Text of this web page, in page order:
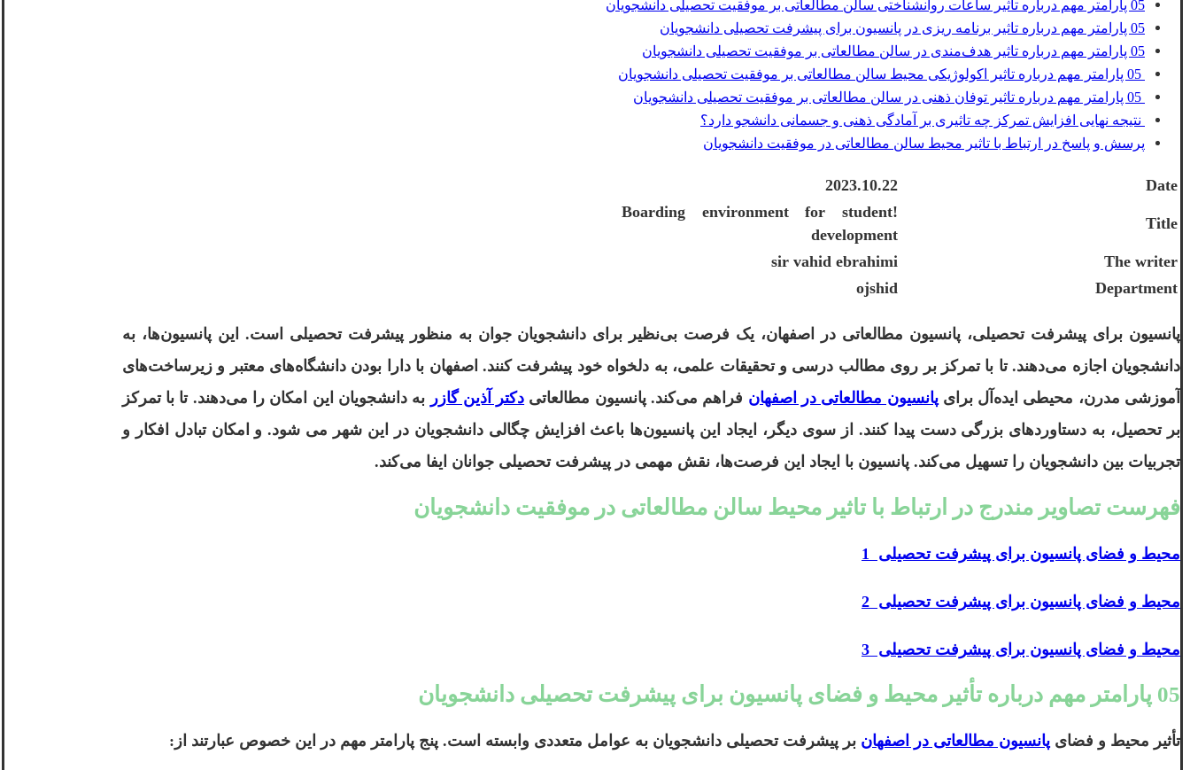
05 پارامتر مهم درباره تاثیر ساعات روانشناختی سالن مطالعاتی بر موفقیت تحصیلی دانشجویان
05 پارامتر مهم درباره تاثیر برنامه ریزی در پانسیون برای پیشرفت تحصیلی دانشجویان
05 پارامتر مهم درباره تاثیر هدف‌مندی در سالن مطالعاتی بر موفقیت تحصیلی دانشجویان
نتیجه نهایی افزایش تمرکز چه تاثیری بر آمادگی ذهنی و جسمانی دانشجو دارد؟
پرسش و پاسخ در ارتباط با تاثیر محیط سالن مطالعاتی در موفقیت دانشجویان
Date
2023.10.22
Title
!Boarding environment for student
development
The writer
sir vahid ebrahimi
Department
ojshid
پانسیون برای پیشرفت تحصیلی، پانسیون مطالعاتی در اصفهان، یک فرصت بی‌نظیر برای دانشجویان جوان به منظور پیشرفت تحصیلی است. این پانسیون‌ها، به
دانشجویان اجازه می‌دهند. تا با تمرکز بر روی مطالب درسی و تحقیقات علمی، به دلخواه خود پیشرفت کنند. اصفهان با دارا بودن دانشگاه‌های معتبر و زیرساخت‌های
آموزشی مدرن، محیطی ایده‌آل برایپانسیون مطالعاتی در اصفهان فراهم می‌کند. پانسیون مطالعاتی دکتر آذین گازر به دانشجویان این امکان را می‌دهند. تا با تمرکز
بر تحصیل، به دستاوردهای بزرگی دست پیدا کنند. از سوی دیگر، ایجاد این پانسیون‌ها باعث افزایش چگالی دانشجویان در این شهر می شود. و امکان تبادل افکار و
تجربیات بین دانشجویان را تسهیل می‌کند. پانسیون‌ با ایجاد این فرصت‌ها، نقش مهمی در پیشرفت تحصیلی جوانان ایفا می‌کند.
فهرست تصاویر مندرج در ارتباط با تاثیر محیط سالن مطالعاتی در موفقیت دانشجویان
محیط و فضای پانسیون برای پیشرفت تحصیلی 1
محیط و فضای پانسیون برای پیشرفت تحصیلی 2
محیط و فضای پانسیون برای پیشرفت تحصیلی 3
05 پارامتر مهم درباره تأثیر محیط و فضای پانسیون برای پیشرفت تحصیلی دانشجویان
تأثیر محیط و فضای پانسیون مطالعاتی در اصفهان بر پیشرفت تحصیلی دانشجویان به عوامل متعددی وابسته است. پنج پارامتر مهم در این خصوص عبارتند از: